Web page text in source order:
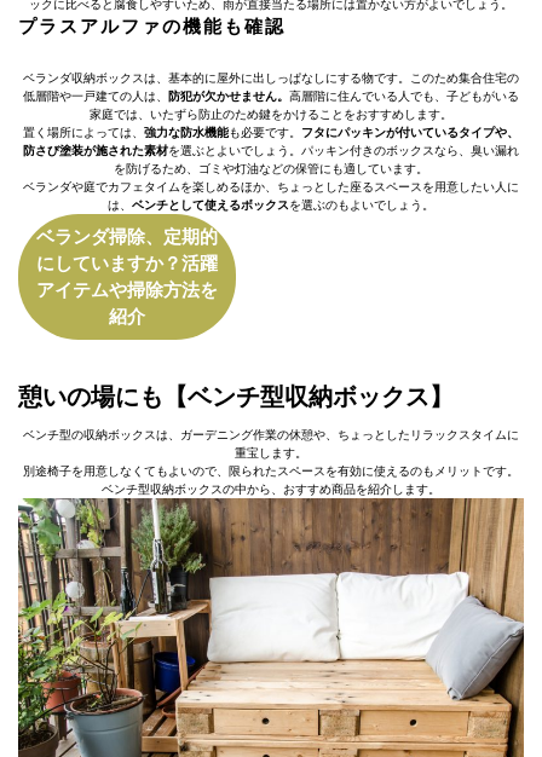
ックに比べると腐食しやすいため、雨が直接当たる場所には置かない方がよいでしょう。
プラスアルファの機能も確認
ベランダ収納ボックスは、基本的に屋外に出しっぱなしにする物です。このため集合住宅の
低層階や一戸建ての人は、 防犯が欠かせません。 高層階に住んでいる人でも、子どもがいる
家庭では、いたずら防止のため鍵をかけることをおすすめします。
置く場所によっては、 強力な防水機能も必要です。 フタにパッキンが付いているタイプや、
防さび塗装が施された素材を選ぶとよいでしょう。パッキン付きのボックスなら、臭い漏れ
を防げるため、ゴミや灯油などの保管にも適しています。
ベランダや庭でカフェタイムを楽しめるほか、ちょっとした座るスペースを用意したい人に
は、 ベンチとして使えるボックスを選ぶのもよいでしょう。
ベランダ掃除、定期的
にしていますか？活躍
アイテムや掃除方法を
紹介
憩いの場にも【ベンチ型収納ボックス】
ベンチ型の収納ボックスは、ガーデニング作業の休憩や、ちょっとしたリラックスタイムに
重宝します。
別途椅子を用意しなくてもよいので、限られたスペースを有効に使えるのもメリットです。
ベンチ型収納ボックスの中から、おすすめ商品を紹介します。